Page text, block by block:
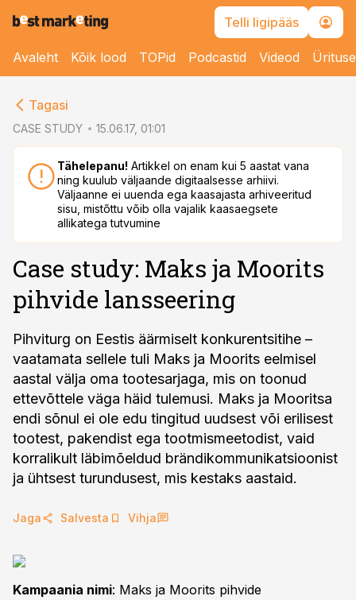
Telli ligipääs
Avaleht Kõik lood TOPid Podcastid Videod
Tagasi
CASE STUDY 15.06.17, 01:01
Tähelepanu! Artikkel on enam kui 5 aastat vana
ning kuulub väljaande digitaalsesse arhiivi.
Väljaanne ei uuenda ega kaasajasta arhiveeritud
sisu, mistõttu võib olla vajalik kaasaegsete
allikatega tutvumine
Case study: Maks ja Moorits
pihvide lansseering
Pihviturg on Eestis äärmiselt konkurentsitihe –
vaatamata sellele tuli Maks ja Moorits eelmisel
aastal välja oma tootesarjaga, mis on toonud
ettevõttele väga häid tulemusi. Maks ja Mooritsa
endi sõnul ei ole edu tingitud uudsest või erilisest
tootest, pakendist ega tootmismeetodist, vaid
korralikult läbimõeldud brändikommunikatsioonist
ja ühtsest turundusest, mis kestaks aastaid.
Jaga Salvesta Vihja
Kampaania nimi: Maks ja Moorits pihvide